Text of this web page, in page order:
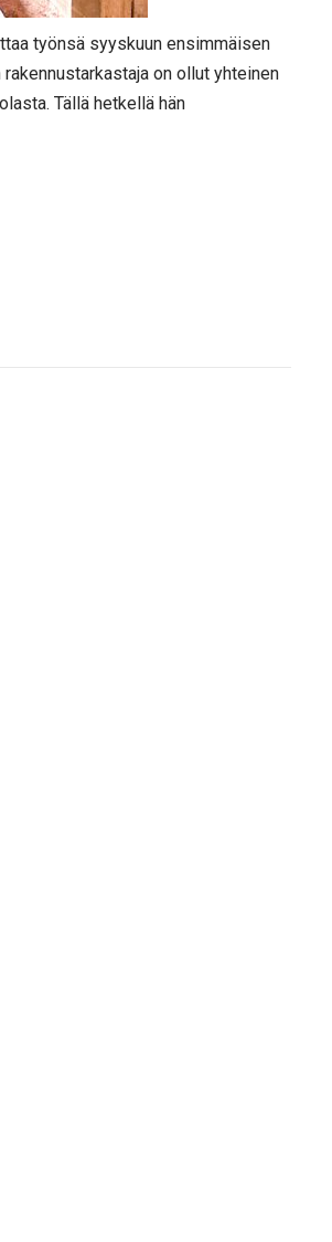
työnsä syyskuun ensimmäisen
on ollut yhteinen
Tällä hetkellä hän